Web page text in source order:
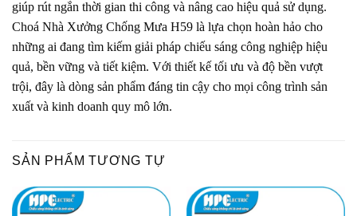
giúp rút ngắn thời gian thi công và nâng cao hiệu quả sử dụng.
Choá Nhà Xưởng Chống Mưa H59 là lựa chọn hoàn hảo cho
những ai đang tìm kiếm giải pháp chiếu sáng công nghiệp hiệu
quả, bền vững và tiết kiệm. Với thiết kế tối ưu và độ bền vượt
trội, đây là dòng sản phẩm đáng tin cậy cho mọi công trình sản
xuất và kinh doanh quy mô lớn.
SẢN PHẨM TƯƠNG TỰ